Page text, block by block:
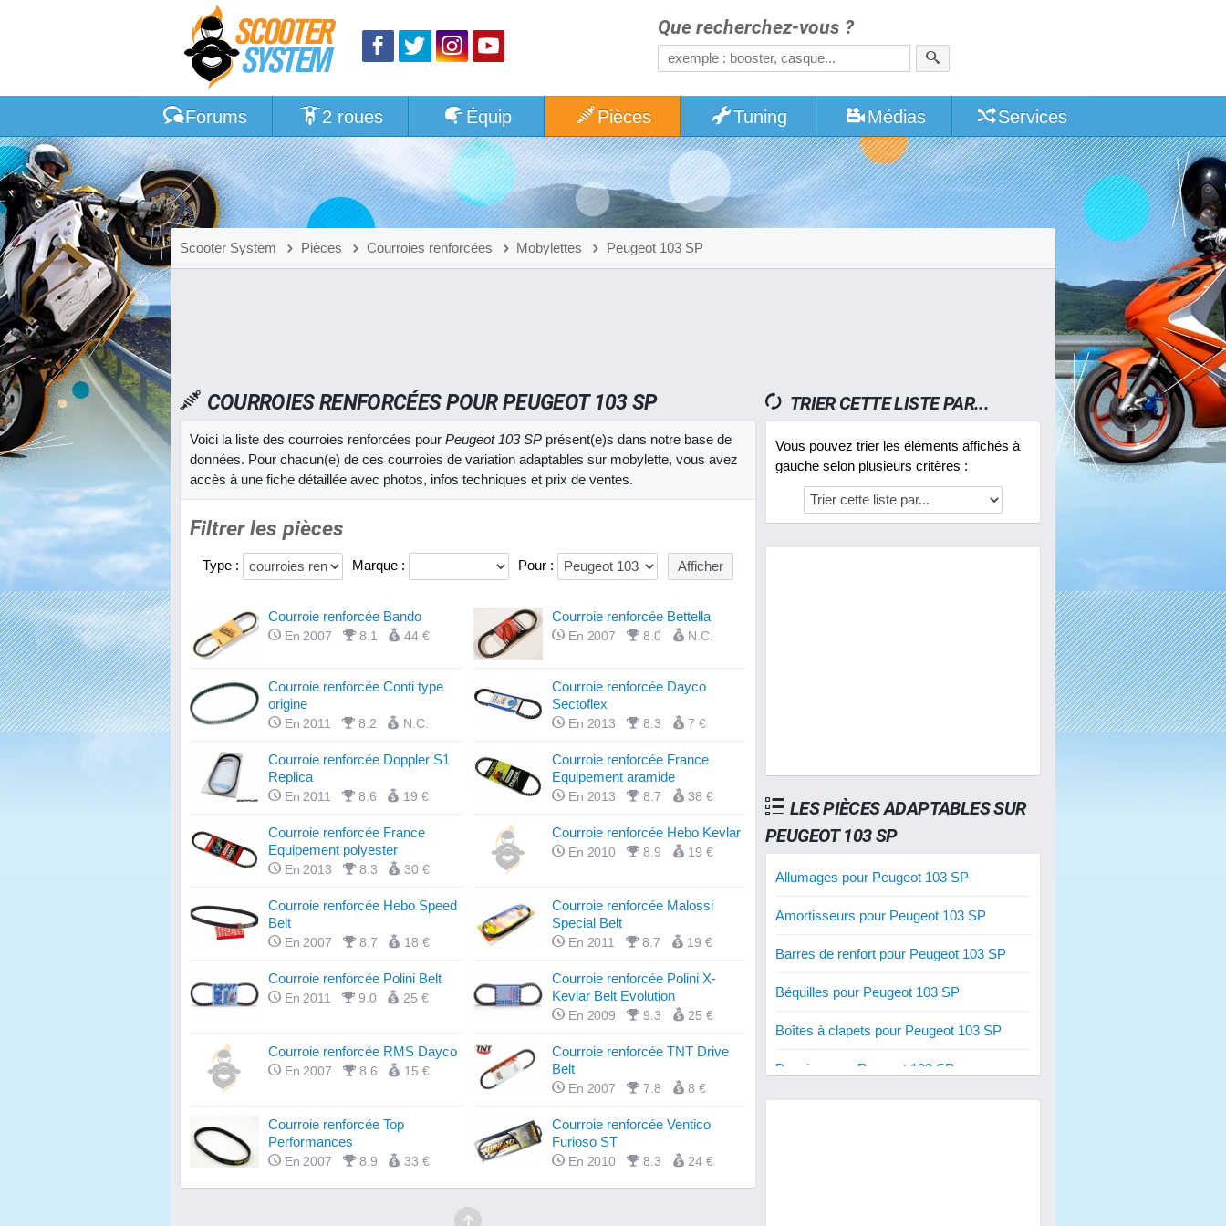
Que recherchez-vous ?
Forums 2 roues Équip Pièces Tuning Médias Services
Scooter System Pièces Courroies renforcées Mobylettes Peugeot 103 SP
COURROIES RENFORCÉES POUR PEUGEOT 103 SP
Voici la liste des courroies renforcées pour Peugeot 103 SP présent(e)s dans notre base de
données. Pour chacun(e) de ces courroies de variation adaptables sur mobylette, vous avez
accès à une fiche détaillée avec photos, infos techniques et prix de ventes.
Filtrer les pièces
Type : Marque : Pour :
Courroie renforcée Bando
En 2007 8.1 44 €
Courroie renforcée Bettella
En 2007 8.0 N.C.
Courroie renforcée Conti type
origine
En 2011 8.2 N.C.
Courroie renforcée Dayco
Sectoflex
En 2013 8.3 7 €
Courroie renforcée Doppler S1
Replica
En 2011 8.6 19 €
Courroie renforcée France
Equipement aramide
En 2013 8.7 38 €
Courroie renforcée France
Equipement polyester
En 2013 8.3 30 €
Courroie renforcée Hebo Kevlar
En 2010 8.9 19 €
Courroie renforcée Hebo Speed
Belt
En 2007 8.7 18 €
Courroie renforcée Malossi
Special Belt
En 2011 8.7 19 €
Courroie renforcée Polini Belt
En 2011 9.0 25 €
Courroie renforcée Polini X-
Kevlar Belt Evolution
En 2009 9.3 25 €
Courroie renforcée RMS Dayco
En 2007 8.6 15 €
Courroie renforcée TNT Drive
Belt
En 2007 7.8 8 €
Courroie renforcée Top
Performances
En 2007 8.9 33 €
Courroie renforcée Ventico
Furioso ST
En 2010 8.3 24 €
TRIER CETTE LISTE PAR...
Vous pouvez trier les éléments affichés à
gauche selon plusieurs critères :
LES PIÈCES ADAPTABLES SUR
PEUGEOT 103 SP
Allumages pour Peugeot 103 SP
Amortisseurs pour Peugeot 103 SP
Barres de renfort pour Peugeot 103 SP
Béquilles pour Peugeot 103 SP
Boîtes à clapets pour Peugeot 103 SP
Bougies pour Peugeot 103 SP